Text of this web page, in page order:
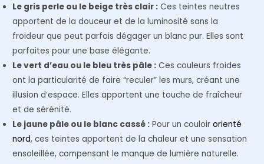
Le gris perle ou le beige très clair : Ces teintes neutres
apportent de la douceur et de la luminosité sans la
froideur que peut parfois dégager un blanc pur. Elles sont
parfaites pour une base élégante.
Le vert d’eau ou le bleu très pâle : Ces couleurs froides
ont la particularité de faire “reculer” les murs, créant une
illusion d’espace. Elles apportent une touche de fraîcheur
et de sérénité.
Le jaune pâle ou le blanc cassé : Pour un couloir orienté
nord, ces teintes apportent de la chaleur et une sensation
ensoleillée, compensant le manque de lumière naturelle.